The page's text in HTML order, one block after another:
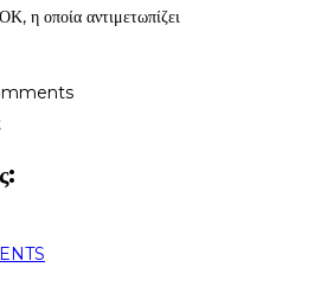
η οποία αντιμετωπίζει